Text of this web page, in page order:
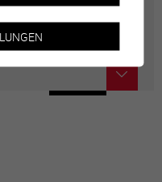
d'intérêt de la Ville